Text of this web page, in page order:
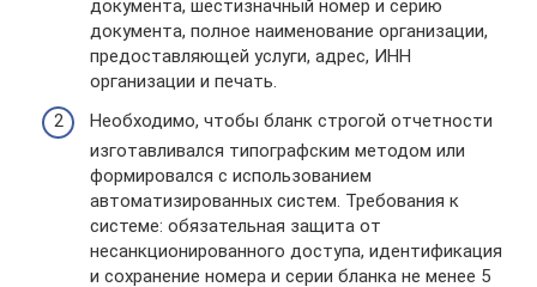
документа, шестизначный номер и серию
документа, полное наименование организации,
предоставляющей услуги, адрес, ИНН
организации и печать.
Необходимо, чтобы бланк строгой отчетности
изготавливался типографским методом или
формировался с использованием
автоматизированных систем. Требования к
системе: обязательная защита от
несанкционированного доступа, идентификация
и сохранение номера и серии бланка не менее 5